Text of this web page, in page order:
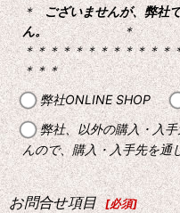
＊ございませんが、弊社
ん。＊
＊＊＊＊＊＊＊＊＊＊＊＊
＊＊＊
弊社ONLINE SHOP
弊社、以外の購入・入
んので、購入・入手先を通
お問合せ項目 [必須]